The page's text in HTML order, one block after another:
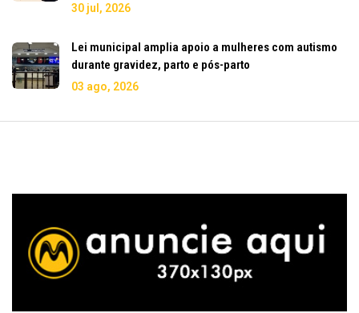
30 jul, 2026
Lei municipal amplia apoio a mulheres com autismo
durante gravidez, parto e pós-parto
03 ago, 2026